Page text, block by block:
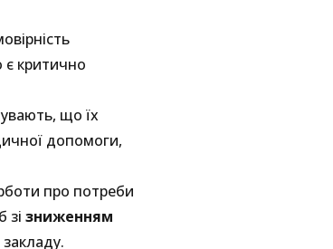
критично
що їх
допомоги,
про потреби
зізниженням